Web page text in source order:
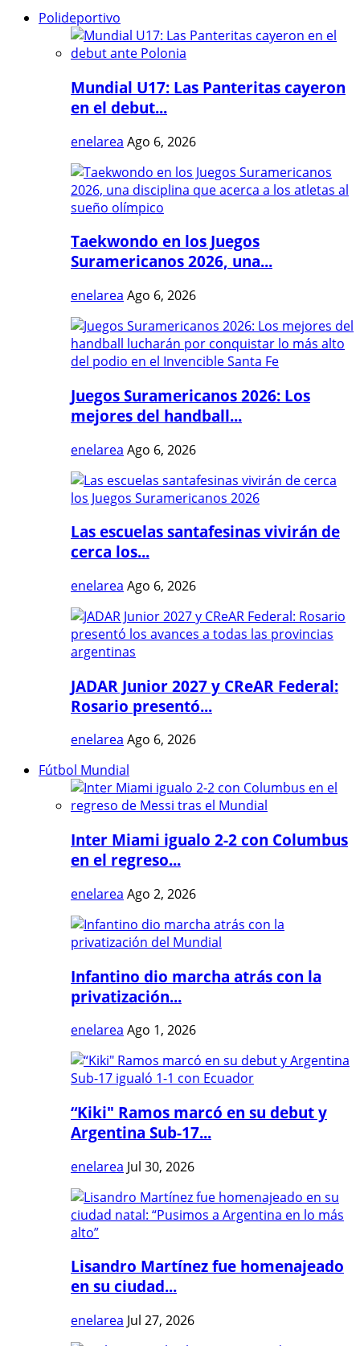
Polideportivo
Mundial U17: Las Panteritas cayeron
en el debut...
enelarea Ago 6, 2026
Taekwondo en los Juegos
Suramericanos 2026, una...
enelarea Ago 6, 2026
Juegos Suramericanos 2026: Los
mejores del handball...
enelarea Ago 6, 2026
Las escuelas santafesinas vivirán de
cerca los...
enelarea Ago 6, 2026
JADAR Junior 2027 y CReAR Federal:
Rosario presentó...
enelarea Ago 6, 2026
Fútbol Mundial
Inter Miami igualo 2-2 con Columbus
en el regreso...
enelarea Ago 2, 2026
Infantino dio marcha atrás con la
privatización...
enelarea Ago 1, 2026
“Kiki" Ramos marcó en su debut y
Argentina Sub-17...
enelarea Jul 30, 2026
Lisandro Martínez fue homenajeado
en su ciudad...
enelarea Jul 27, 2026